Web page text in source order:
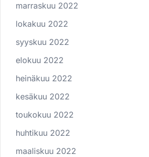
marraskuu 2022
lokakuu 2022
syyskuu 2022
elokuu 2022
heinäkuu 2022
kesäkuu 2022
toukokuu 2022
huhtikuu 2022
maaliskuu 2022